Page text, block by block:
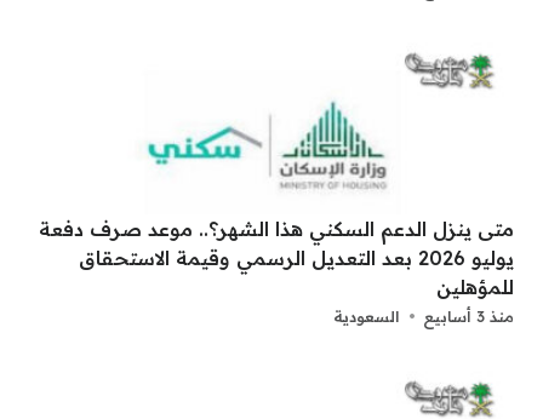
متى ينزل الدعم السكني هذا الشهر؟.. موعد صرف دفعة
يوليو 2026 بعد التعديل الرسمي وقيمة الاستحقاق
للمؤهلين
منذ 3 أسابيع السعودية